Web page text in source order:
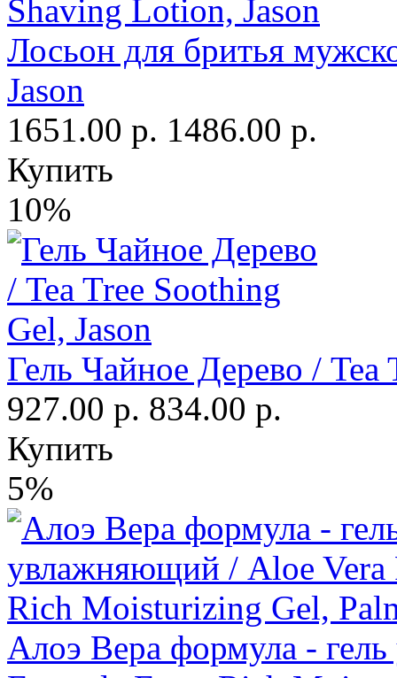
Лосьон для бритья
Jason
1651.00 р. 1486.00 р.
Купить
10%
Гель Чайное Дерево / Tea
927.00 р. 834.00 р.
Купить
5%
Алоэ Вера формула -